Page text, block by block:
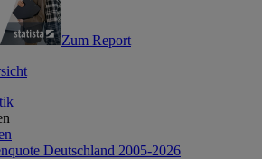
Zum Report
Deutschland 2005-2026